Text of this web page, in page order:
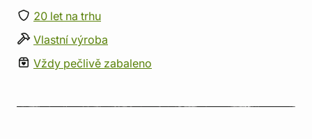
20 let na trhu
Vlastní výroba
Vždy pečlivě zabaleno